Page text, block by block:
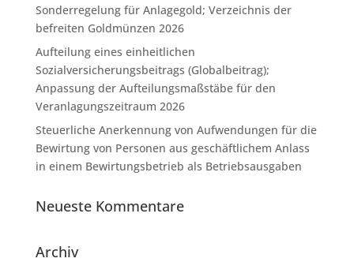
Sonderregelung für Anlagegold; Verzeichnis der
befreiten Goldmünzen 2026
Aufteilung eines einheitlichen
Sozialversicherungsbeitrags (Globalbeitrag);
Anpassung der Aufteilungsmaßstäbe für den
Veranlagungszeitraum 2026
Steuerliche Anerkennung von Aufwendungen für die
Bewirtung von Personen aus geschäftlichem Anlass
in einem Bewirtungsbetrieb als Betriebsausgaben
Neueste Kommentare
Archiv